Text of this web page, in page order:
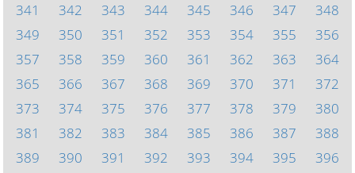
341
342 343 344 345 346 347
348
349
350 351 352 353 354 355
356
357
358 359 360 361 362 363
364
365
366 367 368 369 370 371
372
373
374 375 376 377 378 379
380
381
382 383 384 385 386 387
388
389
390 391 392 393 394 395 396